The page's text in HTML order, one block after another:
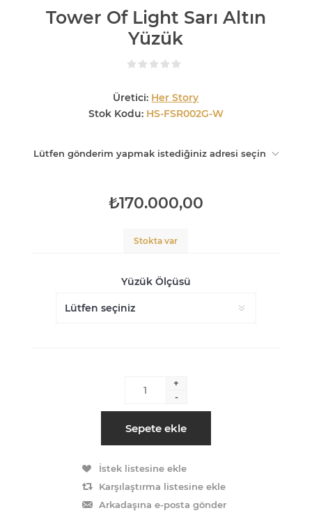
Tower Of Light Sarı Altın
Yüzük
Üretici: Her Story
Stok Kodu: HS-FSR002G-W
Lütfen gönderim yapmak istediğiniz adresi seçin
₺170.000,00
Stokta var
Yüzük Ölçüsü
+
-
Sepete ekle
İstek listesine ekle
Karşılaştırma listesine ekle
Arkadaşına e-posta gönder